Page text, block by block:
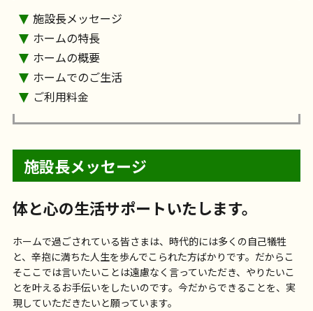
施設長メッセージ
ホームの特長
ホームの概要
ホームでのご生活
ご利用料金
施設長メッセージ
体と心の生活サポートいたします。
ホームで過ごされている皆さまは、時代的には多くの自己犠牲
と、辛抱に満ちた人生を歩んでこられた方ばかりです。だからこ
そここでは言いたいことは遠慮なく言っていただき、やりたいこ
とを叶えるお手伝いをしたいのです。今だからできることを、実
現していただきたいと願っています。